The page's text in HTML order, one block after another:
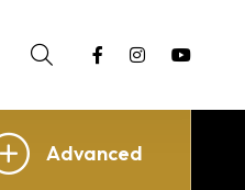
Advanced